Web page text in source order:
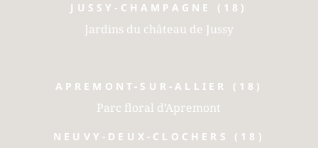
JUSSY-CHAMPAGNE (18)
Jardins du château de Jussy
APREMONT-SUR-ALLIER (18)
Parc floral d’Apremont
NEUVY-DEUX-CLOCHERS (18)